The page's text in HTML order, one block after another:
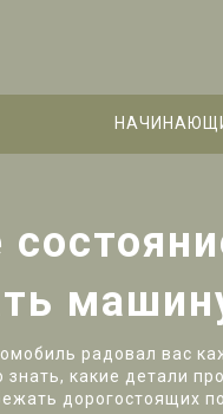
радовал вас
какие детали
дорогостоящих